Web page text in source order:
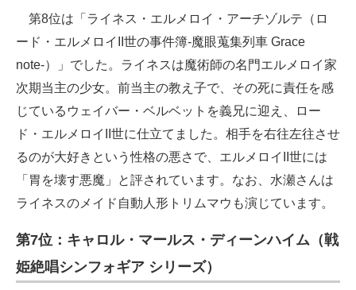
第8位は「ライネス・エルメロイ・アーチゾルテ（ロ
ード・エルメロイII世の事件簿-魔眼蒐集列車 Grace
note-）」でした。ライネスは魔術師の名門エルメロイ家
次期当主の少女。前当主の教え子で、その死に責任を感
じているウェイバー・ベルベットを義兄に迎え、ロー
ド・エルメロイII世に仕立てました。相手を右往左往させ
るのが大好きという性格の悪さで、エルメロイII世には
「胃を壊す悪魔」と評されています。なお、水瀬さんは
ライネスのメイド自動人形トリムマウも演じています。
第7位：キャロル・マールス・ディーンハイム（戦
姫絶唱シンフォギア シリーズ）